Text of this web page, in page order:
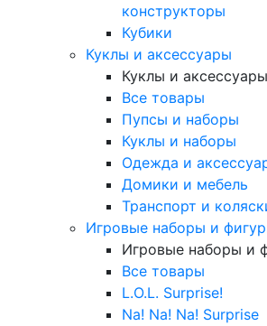
конструкторы
Кубики
Куклы и аксессуары
Куклы и аксессуары
Все товары
Пупсы и наборы
Куклы и наборы
Одежда и
Домики и мебель
Транспорт и
Игровые наборы и
Игровые наборы и
Все товары
L.O.L. Surprise!
Na! Na! Na! Surprise